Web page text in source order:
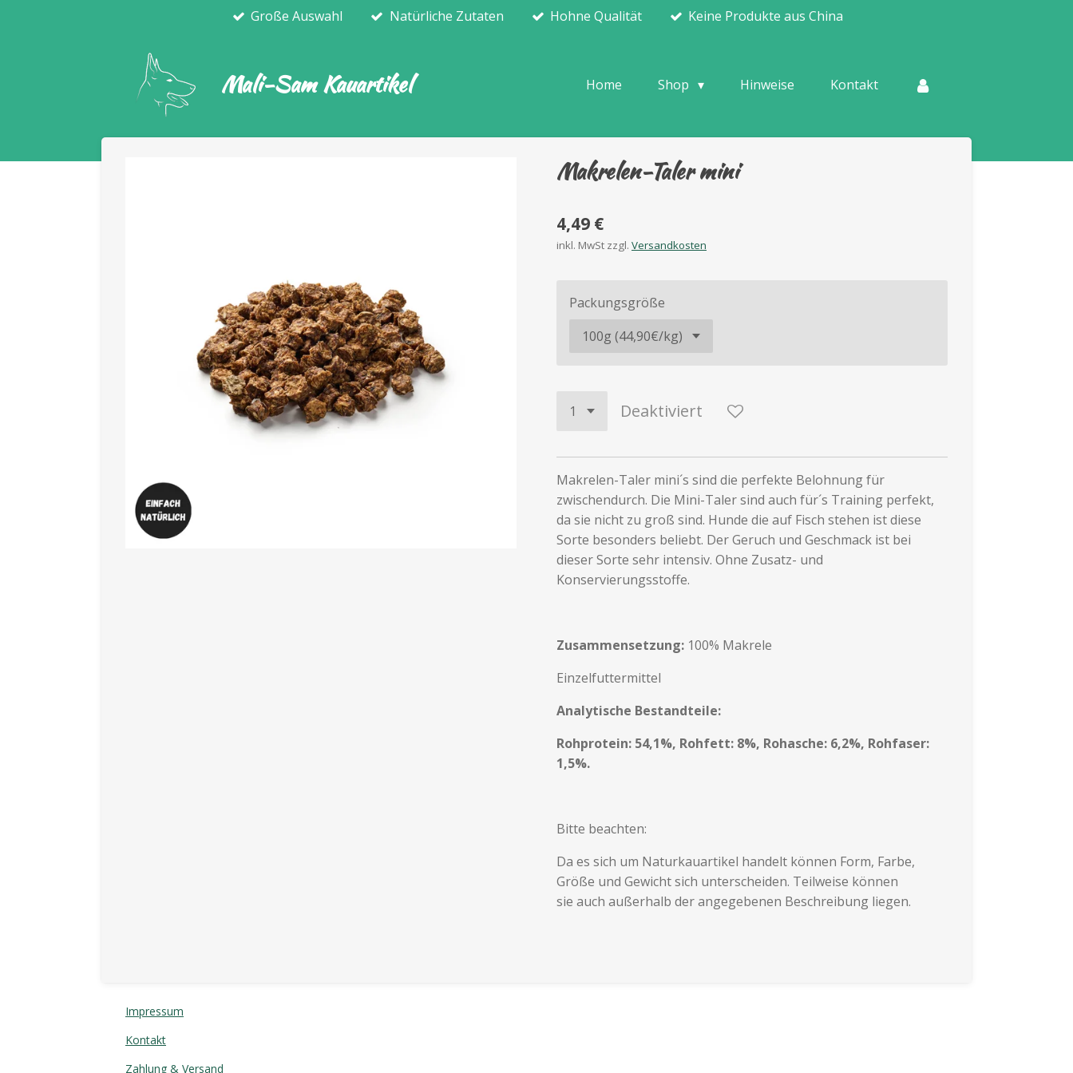
Große Auswahl Natürliche Zutaten Hohne Qualität Keine Produkte aus China
Mali-Sam Kauartikel Home Shop Hinweise Kontakt
Makrelen-Taler mini
4,49 €
inkl. MwSt zzgl. Versandkosten
Packungsgröße
Deaktiviert
Makrelen-Taler mini´s sind die perfekte Belohnung für
zwischendurch. Die Mini-Taler sind auch für´s Training perfekt,
da sie nicht zu groß sind. Hunde die auf Fisch stehen ist diese
Sorte besonders beliebt. Der Geruch und Geschmack ist bei
dieser Sorte sehr intensiv. Ohne Zusatz- und
Konservierungsstoffe.
Zusammensetzung: 100% Makrele
Einzelfuttermittel
Analytische Bestandteile:
Rohprotein: 54,1%, Rohfett: 8%, Rohasche: 6,2%, Rohfaser:
1,5%.
Bitte beachten:
Da es sich um Naturkauartikel handelt können Form, Farbe,
Größe und Gewicht sich unterscheiden. Teilweise können
sie auch außerhalb der angegebenen Beschreibung liegen.
Impressum
Kontakt
Zahlung & Versand